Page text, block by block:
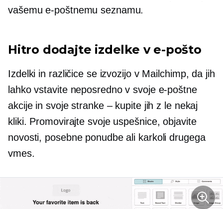
vašemu e-poštnemu seznamu.
Hitro dodajte izdelke v e-pošto
Izdelki in različice se izvozijo v Mailchimp, da jih
lahko vstavite neposredno v svoje e-poštne
akcije in svoje stranke – kupite jih z le nekaj
kliki. Promovirajte svoje uspešnice, objavite
novosti, posebne ponudbe ali karkoli drugega
vmes.